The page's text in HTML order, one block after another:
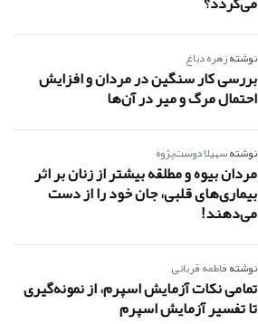
نوشتهزهره دباغ
بررسی کار سنگین در مردان و افزایش
احتمال مرگ و میر در آن‌ها
نوشتهسهیلا دوست‌پژوه
مردان بیوه و مطلقه بیشتر از زنان بر اثر
بیماری‌های قلبی، جان خود را از دست
می‌دهند!
نوشتهفاطمه قربانی
تمامی نکات آزمایش اسپرم، از نمونه‌گیری
تا تفسیر آزمایش اسپرم